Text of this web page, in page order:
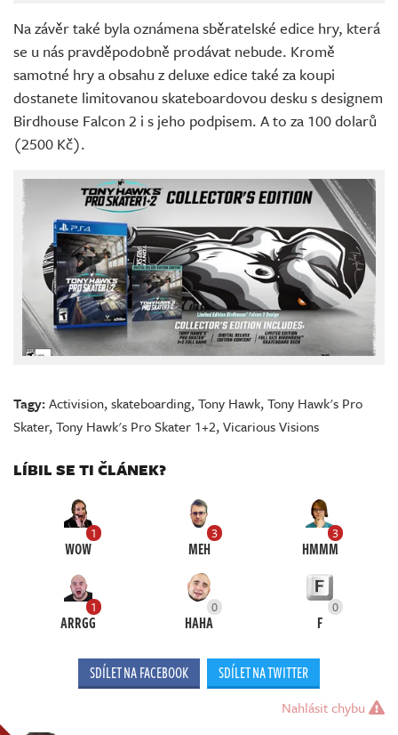
Na závěr také byla oznámena sběratelské edice hry, která
se u nás pravděpodobně prodávat nebude. Kromě
samotné hry a obsahu z deluxe edice také za koupi
dostanete limitovanou skateboardovou desku s designem
Birdhouse Falcon 2 i s jeho podpisem. A to za 100 dolarů
(2500 Kč).
Tagy:Activision,skateboarding,Tony Hawk,Tony Hawk's Pro
Skater,Tony Hawk's Pro Skater 1+2,Vicarious Visions
LÍBIL SE TI ČLÁNEK?
1
WOW
3
MEH
3
HMMM
1
ARRGG
0
HAHA
0
F
SDÍLET NA FACEBOOK SDÍLET NA TWITTER
Nahlásit chybu